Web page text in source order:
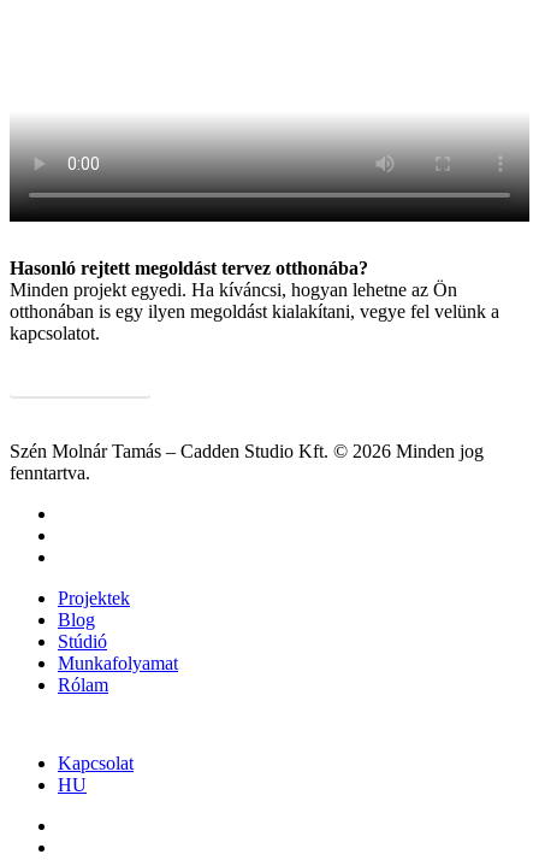
Hasonló rejtett megoldást tervez otthonába?
Minden projekt egyedi. Ha kíváncsi, hogyan lehetne az Ön
otthonában is egy ilyen megoldást kialakítani, vegye fel velünk a
kapcsolatot.
Szén Molnár Tamás – Cadden Studio Kft. © 2026 Minden jog
fenntartva.
Close
Menu
Projektek
Blog
Stúdió
Munkafolyamat
Rólam
Kapcsolat
HU